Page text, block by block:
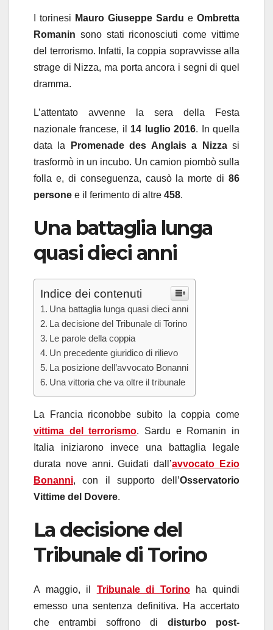
I torinesi Mauro Giuseppe Sardu e Ombretta
Romanin sono stati riconosciuti come vittime
del terrorismo. Infatti, la coppia sopravvisse alla
strage di Nizza, ma porta ancora i segni di quel
dramma.
L’attentato avvenne la sera della Festa
nazionale francese, il 14 luglio 2016. In quella
data la
Promenade des Anglais a Nizzasi
trasformò in un incubo. Un camion piombò sulla
folla e, di conseguenza, causò la morte di 86
persone e il ferimento di altre 458.
Una battaglia lunga
quasi dieci anni
Indice dei contenuti
Una battaglia lunga quasi dieci anni
La decisione del Tribunale di Torino
Le parole della coppia
Un precedente giuridico di rilievo
La posizione dell’avvocato Bonanni
Una vittoria che va oltre il tribunale
La Francia riconobbe subito la coppia come
vittima del terrorismo. Sardu e Romanin in
Italia iniziarono invece una battaglia legale
durata nove anni. Guidati dall’avvocato
Ezio
Bonanni, con il supporto dell’Osservatorio
Vittime del Dovere.
La decisione del
Tribunale di Torino
A maggio, il Tribunale di Torinoha quindi
emesso una sentenza definitiva. Ha accertato
che entrambi soffrono di disturbo post-